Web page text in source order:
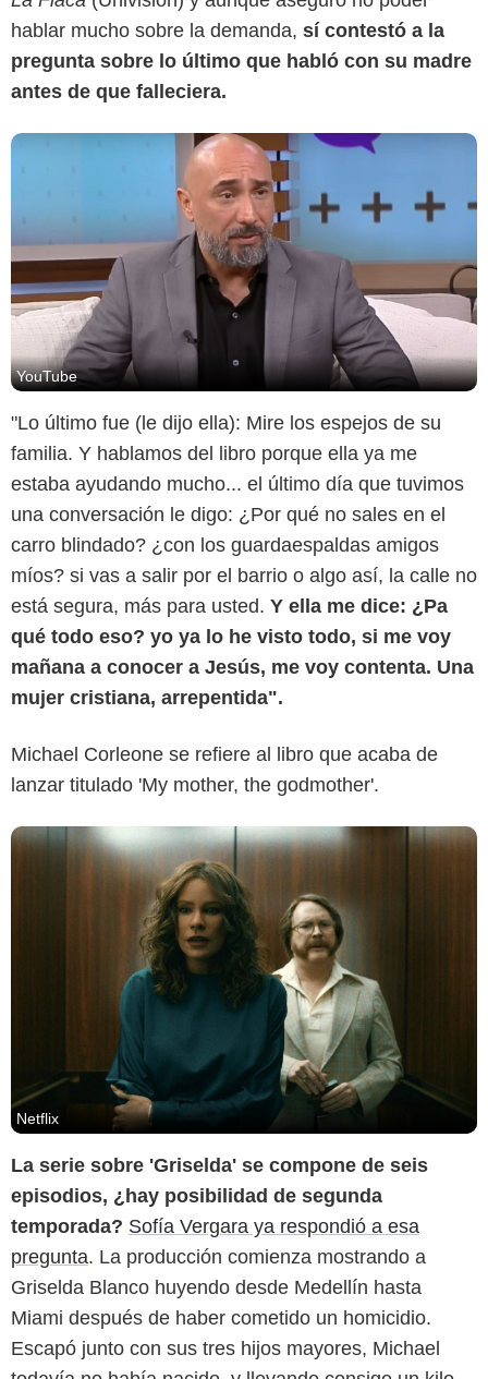
hablar mucho sobre la demanda, sí contestó a la
pregunta sobre lo último que habló con su madre
antes de que falleciera.
YouTube
"Lo último fue (le dijo ella): Mire los espejos de su
familia. Y hablamos del libro porque ella ya me
estaba ayudando mucho... el último día que tuvimos
una conversación le digo: ¿Por qué no sales en el
carro blindado? ¿con los guardaespaldas amigos
míos? si vas a salir por el barrio o algo así, la calle no
está segura, más para usted. Y ella me dice: ¿Pa
qué todo eso? yo ya lo he visto todo, si me voy
mañana a conocer a Jesús, me voy contenta. Una
mujer cristiana, arrepentida".
Michael Corleone se refiere al libro que acaba de
lanzar titulado 'My mother, the godmother'.
Netflix
Netflix
La serie sobre 'Griselda' se compone de seis
episodios, ¿hay posibilidad de segunda
temporada? Sofía Vergara ya respondió a esa
pregunta. La producción comienza mostrando a
Griselda Blanco huyendo desde Medellín hasta
Miami después de haber cometido un homicidio.
Escapó junto con sus tres hijos mayores, Michael